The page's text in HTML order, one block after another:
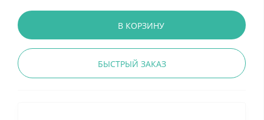
В КОРЗИНУ
БЫСТРЫЙ ЗАКАЗ